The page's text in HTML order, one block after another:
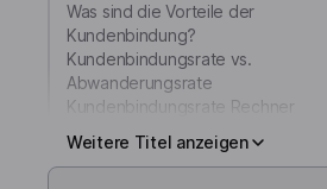
Was sind die Vorteile der
Kundenbindung?
Kundenbindungsrate vs.
Abwanderungsrate
Kundenbindungsrate Rechner
Weitere Titel anzeigen